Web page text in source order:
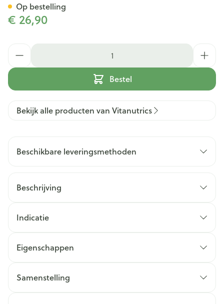
€ 26,90
Bestel
Op bestelling
Bekijk alle producten van Vitanutrics
Beschikbare leveringsmethoden
Beschrijving
Indicatie
Eigenschappen
Samenstelling